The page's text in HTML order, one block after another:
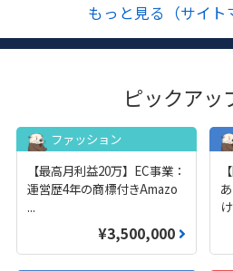
もっと見る（サイト
ピックアッ
ファッション
【最高月利益20万】EC事業：
運営歴4年の商標付きAmazo
...
¥3,500,000